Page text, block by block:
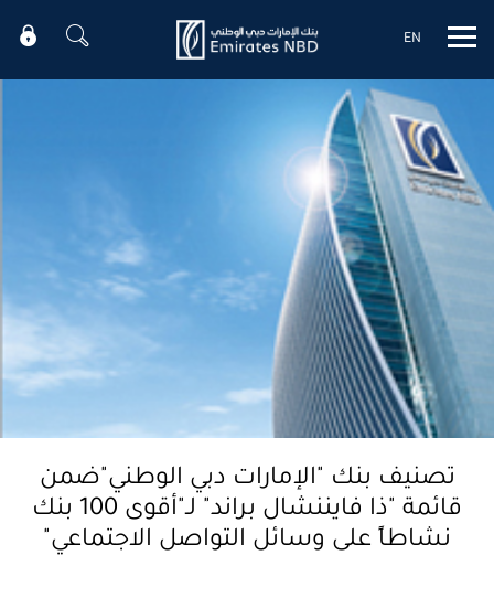
Mobile menu
EN
تصنيف بنك "الإمارات دبي الوطني"ضمن
قائمة "ذا فايننشال براند" لـ"أقوى 100 بنك
نشاطاً على وسائل التواصل الاجتماعي"